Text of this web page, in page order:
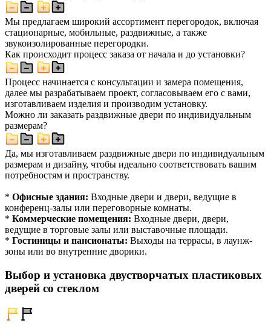
Мы предлагаем широкий ассортимент перегородок, включая
стационарные, мобильные, раздвижные, а также
звукоизолированные перегородки.
Как происходит процесс заказа от начала и до установки?
Процесс начинается с консультации и замера помещения,
далее мы разрабатываем проект, согласовываем его с вами,
изготавливаем изделия и производим установку.
Можно ли заказать раздвижные двери по индивидуальным
размерам?
Да, мы изготавливаем раздвижные двери по индивидуальным
размерам и дизайну, чтобы идеально соответствовать вашим
потребностям и пространству.
* Офисные здания: Входные двери и двери, ведущие в
конференц-залы или переговорные комнаты.
* Коммерческие помещения: Входные двери, двери,
ведущие в торговые залы или выставочные площади.
* Гостиницы и пансионаты: Выходы на террасы, в лаунж-
зоны или во внутренние дворики.
Выбор и установка двустворчатых пластиковых
дверей со стеклом